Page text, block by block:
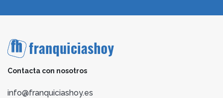
Contacta con nosotros
info@franquiciashoy.es